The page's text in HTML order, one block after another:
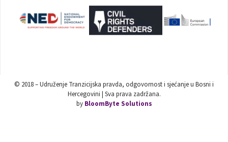
© 2018 – Udruženje Tranzicijska pravda, odgovornost i sjećanje u Bosni i
Hercegovini | Sva prava zadržana.
by BloomByte Solutions